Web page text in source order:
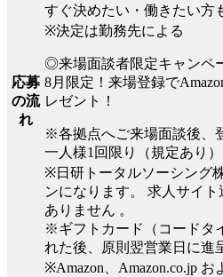
応募
の流
れ
すぐ決めたい・働きたい方
※決定は勤務先による
◎来場面談者限定キャンペ
8月限定！来場登録で
レゼント！
※各拠点へご来場面談後、
一人様1回限り（規定あり）
※日研トータルソーシング
ンになります。 求人サイ
ありません 。
※ギフトカード（コードタ
れた後、原則翌営業日に進
※Amazon、Amazon.co.jp